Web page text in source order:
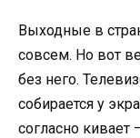
Выходные в
совсем. Но вот
без него.
собирается у
согласно